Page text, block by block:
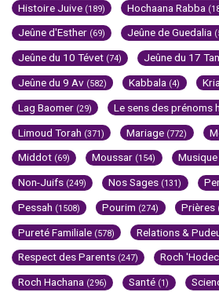
Histoire Juive (189) Hochaana Rabba
Jeûne d'Esther (69) Jeûne de Guedalia
Jeûne du 10 Tévet (74) Jeûne du 17
Jeûne du 9 Av (582) Kabbala (4)
Lag Baomer (29) Le sens des prénoms
Limoud Torah (371) Mariage (772)
Middot (69) Moussar (154)
Non-Juifs (249) Nos Sages (131)
Pessah (1508) Pourim (274) Prières
Pureté Familiale (578) Relations &
Respect des Parents (247) Roch
Roch Hachana (296) Santé (1)